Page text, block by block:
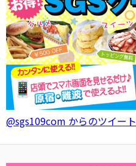
@sgs109com からのツイート